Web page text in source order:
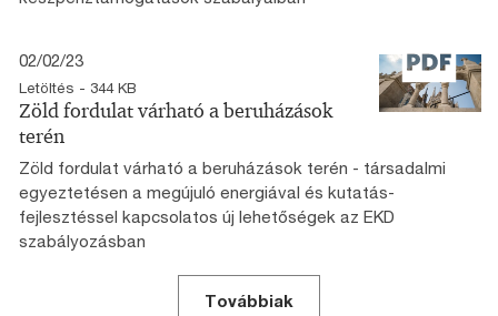
02/02/23
Letöltés - 344 KB
Zöld fordulat várható a beruházások
terén
Zöld fordulat várható a beruházások terén - társadalmi
egyeztetésen a megújuló energiával és kutatás-
fejlesztéssel kapcsolatos új lehetőségek az EKD
szabályozásban
Továbbiak